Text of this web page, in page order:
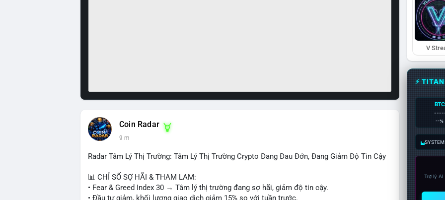
Coin Radar
9 m
Radar Tâm Lý Thị Trường: Tâm Lý Thị Trường Crypto Đang Đau Đớn, Đang Giảm Độ Tin Cậy
📊 CHỈ SỐ SỢ HÃI & THAM LAM:
• Fear & Greed Index 30 → Tâm lý thị trường đang sợ hãi, giảm độ tin cậy.
• Đầu tư giảm, khối lượng giao dịch giảm 15% so với tuần trước.
V
⚡
BTC
--%
Trợ lý